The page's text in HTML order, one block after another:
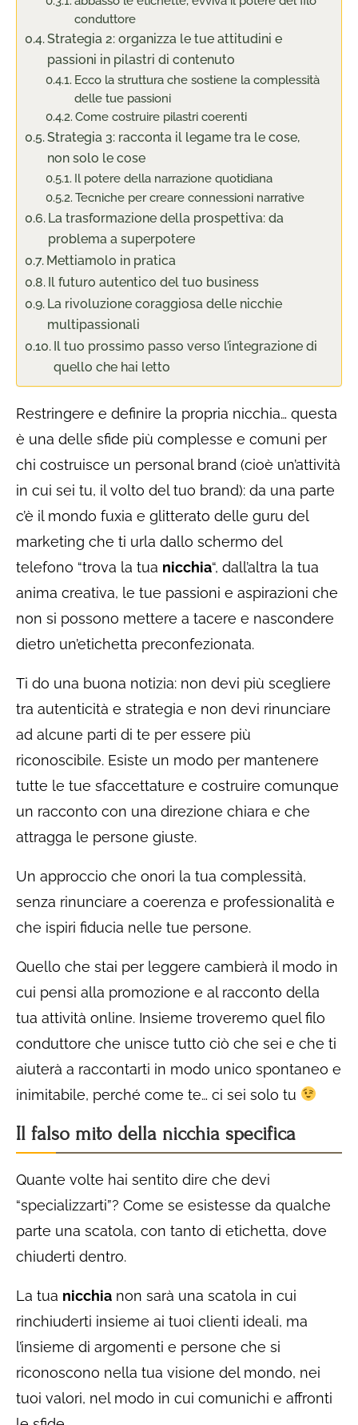
conduttore
Strategia 2: organizza le tue attitudini e
passioni in pilastri di contenuto
Ecco la struttura che sostiene la complessità
delle tue passioni
Come costruire pilastri coerenti
Strategia 3: racconta il legame tra le cose,
non solo le cose
Il potere della narrazione quotidiana
Tecniche per creare connessioni narrative
La trasformazione della prospettiva: da
problema a superpotere
Mettiamolo in pratica
Il futuro autentico del tuo business
La rivoluzione coraggiosa delle nicchie
multipassionali
Il tuo prossimo passo verso l’integrazione di
quello che hai letto
Restringere e definire la propria nicchia… questa
è una delle sfide più complesse e comuni per
chi costruisce un personal brand (cioè un’attività
in cui sei tu, il volto del tuo brand): da una parte
c’è il mondo fuxia e glitterato delle guru del
marketing che ti urla dallo schermo del
telefono “trova la tua nicchia“, dall’altra la tua
anima creativa, le tue passioni e aspirazioni che
non si possono mettere a tacere e nascondere
dietro un’etichetta preconfezionata.
Ti do una buona notizia: non devi più scegliere
tra autenticità e strategia e non devi rinunciare
ad alcune parti di te per essere più
riconoscibile. Esiste un modo per mantenere
tutte le tue sfaccettature e costruire comunque
un racconto con una direzione chiara e che
attragga le persone giuste.
Un approccio che onori la tua complessità,
senza rinunciare a coerenza e professionalità e
che ispiri fiducia nelle tue persone.
Quello che stai per leggere cambierà il modo in
cui pensi alla promozione e al racconto della
tua attività online. Insieme troveremo quel filo
conduttore che unisce tutto ciò che sei e che ti
aiuterà a raccontarti in modo unico spontaneo e
inimitabile, perché come te… ci sei solo tu
Il falso mito della nicchia specifica
Quante volte hai sentito dire che devi
“specializzarti”? Come se esistesse da qualche
parte una scatola, con tanto di etichetta, dove
chiuderti dentro.
La tua nicchia non sarà una scatola in cui
rinchiuderti insieme ai tuoi clienti ideali, ma
l’insieme di argomenti e persone che si
riconoscono nella tua visione del mondo, nei
tuoi valori, nel modo in cui comunichi e affronti